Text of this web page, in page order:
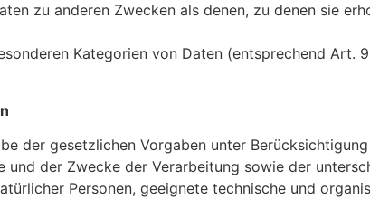
zu anderen Zwecken als denen, zu denen sie
Kategorien von Daten (entsprechend Art.
der gesetzlichen Vorgaben unter
und der Zwecke der Verarbeitung sowie der
Personen, geeignete technische und